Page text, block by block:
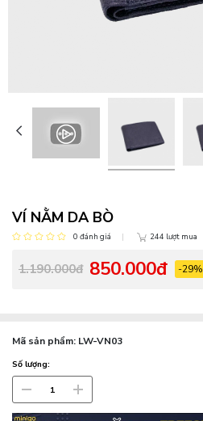
VÍ NẰM DA BÒ
0 đánh giá 244 lượt mua
1.190.000đ 850.000đ -29%
Mã sản phẩm: LW-VN03
Số lượng: